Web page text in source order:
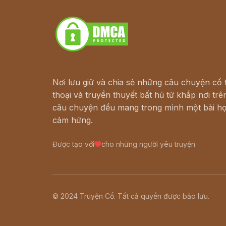
Nơi lưu giữ và chia sẻ những câu chuyện cổ
thoại và truyền thuyết bất hủ từ khắp nơi
câu chuyện đều mang trong mình một bài
cảm hứng.
Được tạo với cho những người yêu truyện
© 2024 Truyện Cổ. Tất cả quyền được bảo lưu.